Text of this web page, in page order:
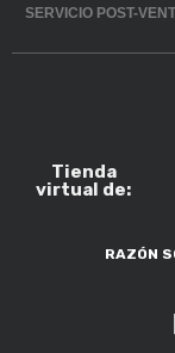
SERVICIO POST-
Tienda
virtual de:
RAZÓN